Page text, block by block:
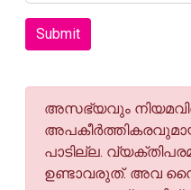
Submit
അസഭ്യവും
പാടില്ല.
ഉണ്ടാവരുത്. അവ